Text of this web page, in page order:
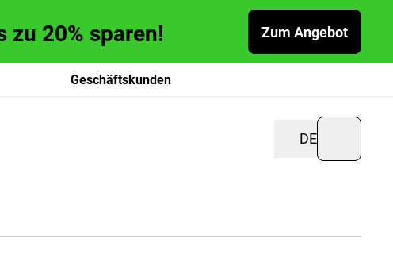
20% sparen! Zum Angebot
Geschäftskunden
DE